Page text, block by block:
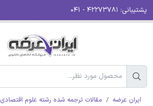
پشتیبانی:
ایران عرضه مقالات ترجمه شده رشته علوم اقتصادی